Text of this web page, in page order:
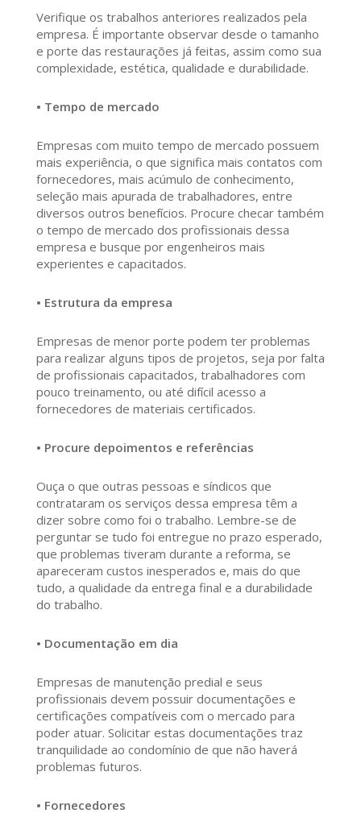
Verifique os trabalhos anteriores realizados pela
empresa. É importante observar desde o tamanho
e porte das restaurações já feitas, assim como sua
complexidade, estética, qualidade e durabilidade.
• Tempo de mercado
Empresas com muito tempo de mercado possuem
mais experiência, o que significa mais contatos com
fornecedores, mais acúmulo de conhecimento,
seleção mais apurada de trabalhadores, entre
diversos outros benefícios. Procure checar também
o tempo de mercado dos profissionais dessa
empresa e busque por engenheiros mais
experientes e capacitados.
• Estrutura da empresa
Empresas de menor porte podem ter problemas
para realizar alguns tipos de projetos, seja por falta
de profissionais capacitados, trabalhadores com
pouco treinamento, ou até difícil acesso a
fornecedores de materiais certificados.
• Procure depoimentos e referências
Ouça o que outras pessoas e síndicos que
contrataram os serviços dessa empresa têm a
dizer sobre como foi o trabalho. Lembre-se de
perguntar se tudo foi entregue no prazo esperado,
que problemas tiveram durante a reforma, se
apareceram custos inesperados e, mais do que
tudo, a qualidade da entrega final e a durabilidade
do trabalho.
• Documentação em dia
Empresas de manutenção predial e seus
profissionais devem possuir documentações e
certificações compatíveis com o mercado para
poder atuar. Solicitar estas documentações traz
tranquilidade ao condomínio de que não haverá
problemas futuros.
• Fornecedores